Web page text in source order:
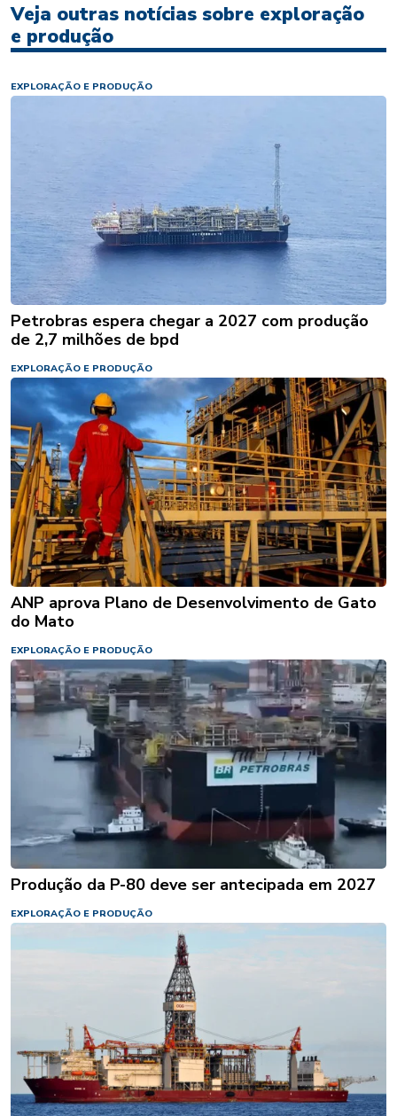
Veja outras notícias sobre exploração
e produção
EXPLORAÇÃO E PRODUÇÃO
Petrobras espera chegar a 2027 com produção
de 2,7 milhões de bpd
EXPLORAÇÃO E PRODUÇÃO
ANP aprova Plano de Desenvolvimento de Gato
do Mato
EXPLORAÇÃO E PRODUÇÃO
Produção da P-80 deve ser antecipada em 2027
EXPLORAÇÃO E PRODUÇÃO